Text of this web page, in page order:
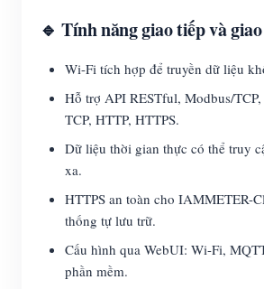
🔹 Tính năng giao tiếp và
Wi-Fi tích hợp để truyền dữ liệu
Hỗ trợ API RESTful, Modbus/
TCP, HTTP, HTTPS.
Dữ liệu thời gian thực có thể truy
xa.
HTTPS an toàn cho IAMMETER-
thống tự lưu trữ.
Cấu hình qua WebUI: Wi-Fi,
phần mềm.